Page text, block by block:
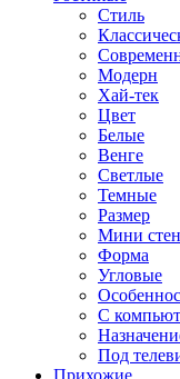
Стиль
Модерн
Хай-тек
Цвет
Белые
Венге
Светлые
Темные
Размер
Мини
Форма
Угловые
С
Под
Прихожие